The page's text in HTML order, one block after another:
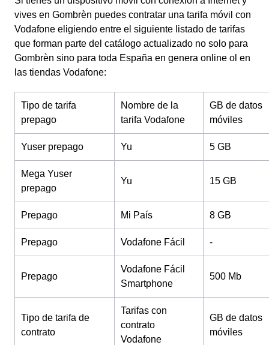
vives en Gombrèn puedes contratar una tarifa móvil con
Vodafone eligiendo entre el siguiente listado de tarifas
que forman parte del catálogo actualizado no solo para
Gombrèn sino para toda España en genera online ol en
las tiendas Vodafone:
Tipo de tarifa
prepago
Nombre de la
tarifa Vodafone
GB de datos
móviles
Yuser prepago Yu 5 GB
Mega Yuser
prepago
Yu 15 GB
Prepago Mi País 8 GB
Prepago Vodafone Fácil -
Prepago
Vodafone Fácil
Smartphone
500 Mb
Tipo de tarifa de
contrato
Tarifas con
contrato
Vodafone
GB de datos
móviles